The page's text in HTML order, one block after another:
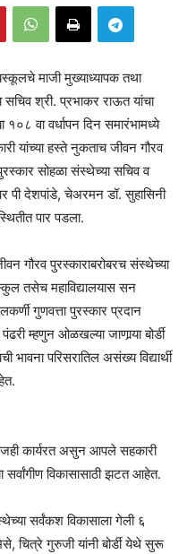
माजी मुख्याध्यापक तथा
सचिव श्री. प्रभाकर राऊत यांचा
वा वर्धापन दिन समारंभामध्ये
यांच्या हस्ते नुकताच जीवन गौरव
सोहळा संस्थेच्या सचिव व
पी देशपांडे, चेअरमन डॉ. सुहासिनी
पार पडला.
गौरव पुरस्काराबरोबरच संस्थेच्या
तसेच महाविद्यालयास सन
गुणवत्ता पुरस्कार प्रदान
म्हणुन ओळखल्या जाणार्‍या बोर्डी
भावना परिसरातिल असंख्य विद्यार्थी
कार्यरत असुन आपले सहकारी
सर्वांगीण विकासासाठी झटत आहेत.
सर्वंकश विकासाला गेली ६
चित्रे गुरुजी यांनी बोर्डी येथे सुरू